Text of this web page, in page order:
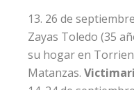
26 de
Zayas Toledo (35
su hogar en
Matanzas.